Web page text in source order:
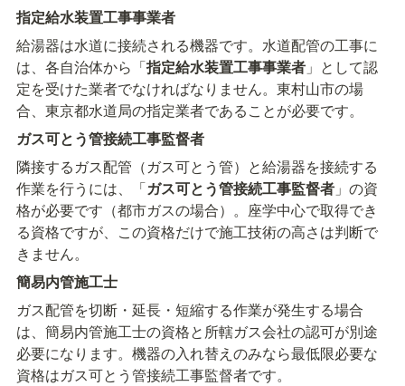
指定給水装置工事事業者
給湯器は水道に接続される機器です。水道配管の工事に
は、各自治体から「指定給水装置工事事業者 」として認
定を受けた業者でなければなりません。東村山市の場
合、東京都水道局の指定業者であることが必要です。
ガス可とう管接続工事監督者
隣接するガス配管（ガス可とう管）と給湯器を接続する
作業を行うには、「ガス可とう管接続工事監督者 」の資
格が必要です（都市ガスの場合）。座学中心で取得でき
る資格ですが、この資格だけで施工技術の高さは判断で
きません。
簡易内管施工士
ガス配管を切断・延長・短縮する作業が発生する場合
は、簡易内管施工士の資格と所轄ガス会社の認可が別途
必要になります。機器の入れ替えのみなら最低限必要な
資格はガス可とう管接続工事監督者です。